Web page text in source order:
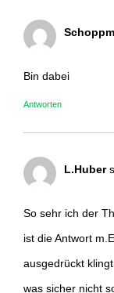
Bin dabei
Antworten
L.Huber
So sehr ich der
ist die Antwort
ausgedrückt
was sicher nicht